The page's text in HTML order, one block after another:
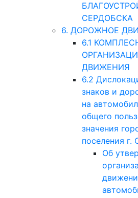
СЕРДОБСКА
6. ДОРОЖНОЕ
6.1
ДВИЖЕНИЯ
6.2
знаков и
на
общего
значения
поселения г.
Об